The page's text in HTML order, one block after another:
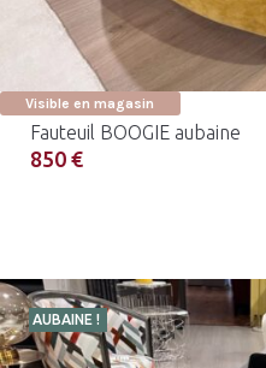
Visible en magasin
Fauteuil BOOGIE aubaine
850 €
AUBAINE !